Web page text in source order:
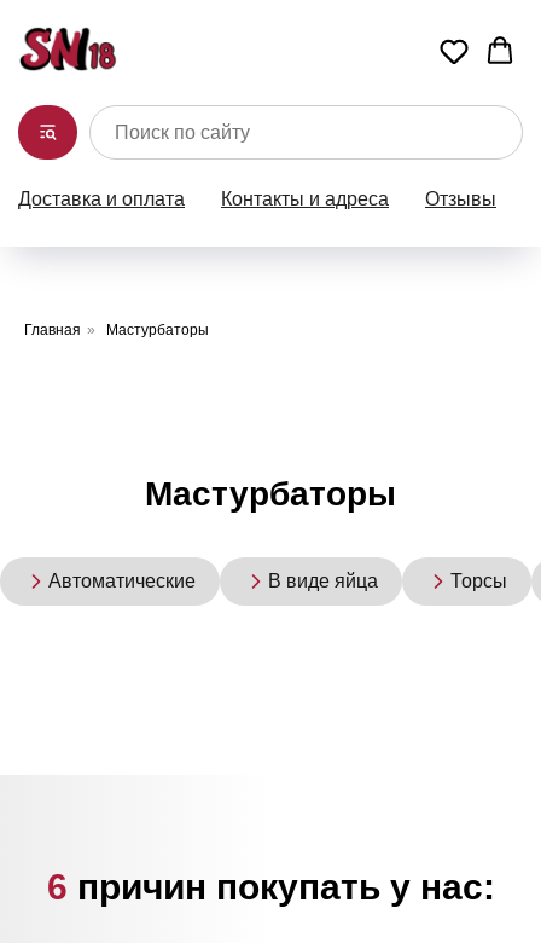
Доставка и оплата Контакты и адреса Отзывы
Главная » Мастурбаторы
Мастурбаторы
Автоматические В виде яйца Торсы
6 причин покупать у нас: